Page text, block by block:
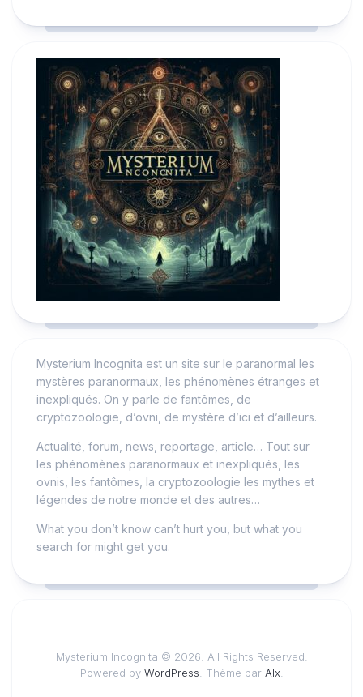
Mysterium Incognita est un site sur le paranormal les
mystères paranormaux, les phénomènes étranges et
inexpliqués. On y parle de fantômes, de
cryptozoologie, d’ovni, de mystère d’ici et d’ailleurs.
Actualité, forum, news, reportage, article… Tout sur
les phénomènes paranormaux et inexpliqués, les
ovnis, les fantômes, la cryptozoologie les mythes et
légendes de notre monde et des autres…
What you don’t know can’t hurt you, but what you
search for might get you.
Mysterium Incognita © 2026. All Rights Reserved.
Powered by WordPress . Thème par Alx